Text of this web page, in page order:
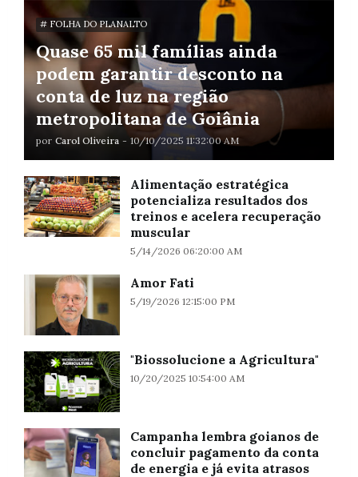
# FOLHA DO PLANALTO
Quase 65 mil famílias ainda
podem garantir desconto na
conta de luz na região
metropolitana de Goiânia
por Carol Oliveira - 10/10/2025 11:32:00 AM
Alimentação estratégica
potencializa resultados dos
treinos e acelera recuperação
muscular
5/14/2026 06:20:00 AM
Amor Fati
5/19/2026 12:15:00 PM
"Biossolucione a Agricultura"
10/20/2025 10:54:00 AM
Campanha lembra goianos de
concluir pagamento da conta
de energia e já evita atrasos